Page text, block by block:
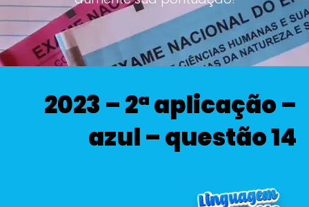
2023 – 2ª aplicação –
azul – questão 14